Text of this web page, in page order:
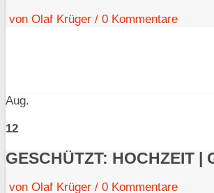
von Olaf Krüger / 0 Kommentare
Aug.
12
GESCHÜTZT: HOCHZEIT |
von Olaf Krüger / 0 Kommentare